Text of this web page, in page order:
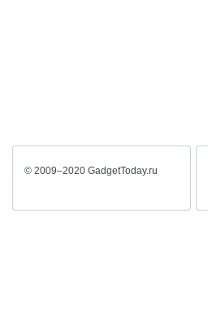
© 2009–2020 GadgetToday.ru